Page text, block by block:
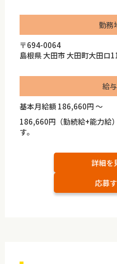
勤務
〒694-0064
島根県 大田市 大田町大田ロ
給与
基本月給額 186,660円 ～
186,660円（勤続給+能力給
す。
詳細を
応募